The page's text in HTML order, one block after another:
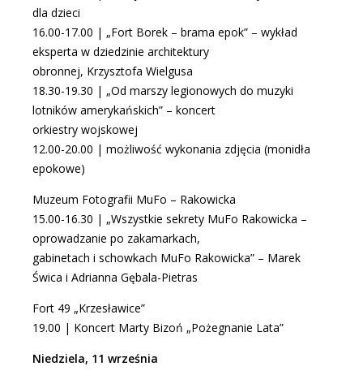
dla dzieci
16.00-17.00 | „Fort Borek – brama epok” – wykład
eksperta w dziedzinie architektury
obronnej, Krzysztofa Wielgusa
18.30-19.30 | „Od marszy legionowych do muzyki
lotników amerykańskich” – koncert
orkiestry wojskowej
12.00-20.00 | możliwość wykonania zdjęcia (monidła
epokowe)
Muzeum Fotografii MuFo – Rakowicka
15.00-16.30 | „Wszystkie sekrety MuFo Rakowicka –
oprowadzanie po zakamarkach,
gabinetach i schowkach MuFo Rakowicka” – Marek
Świca i Adrianna Gębala-Pietras
Fort 49 „Krzesławice”
19.00 | Koncert Marty Bizoń „Pożegnanie Lata”
Niedziela, 11 września